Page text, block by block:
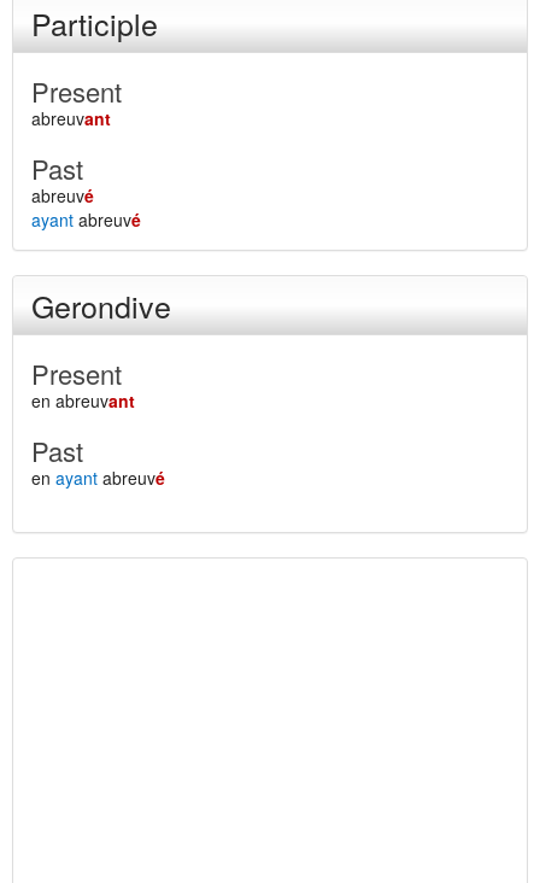
Participle
Present
abreuvant
Past
abreuvé
ayant abreuvé
Gerondive
Present
en abreuvant
Past
en ayant abreuvé